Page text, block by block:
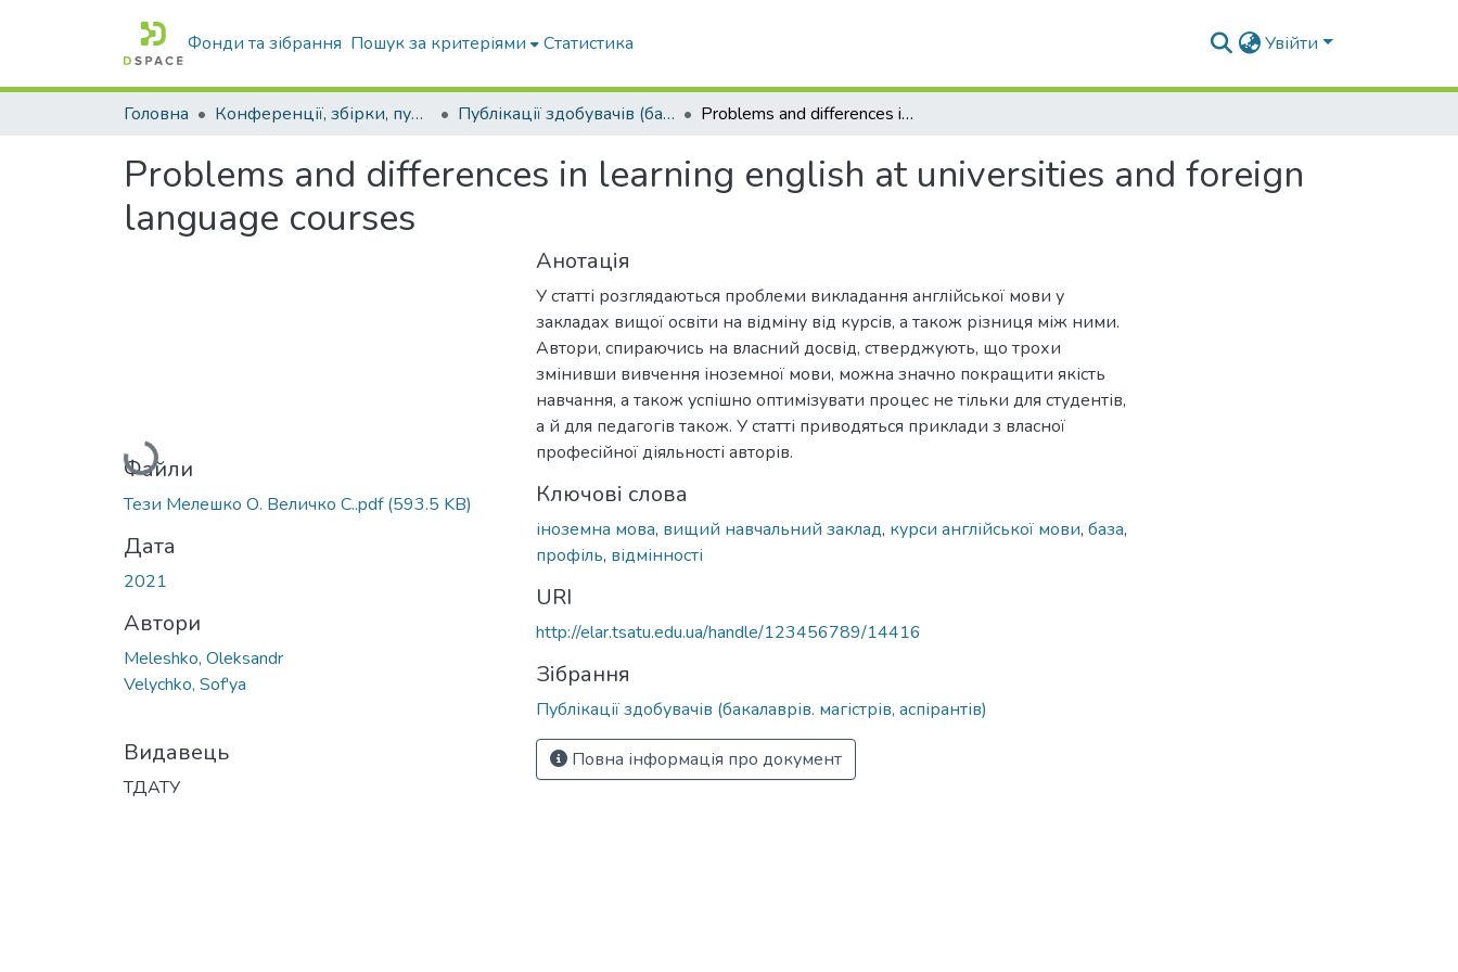
Фонди та зібрання Пошук за критеріями Статистика Увійти
Головна Конференції, збірки, публікації молодих вчених і здобувачів : магістрів, бакалаврів, аспірантів. Публікації здобувачів (бакалаврів. магістрів, аспірантів) Problems and differences in learning english at universities and foreign language courses
Problems and differences in learning english at universities and foreign
language courses
Вантажиться...
Файли
Тези Мелешко О. Величко С..pdf(593.5 KB)
Дата
2021
Автори
Meleshko, Oleksandr
Velychko, Sof'ya
Видавець
ТДАТУ
Анотація
У статті розглядаються проблеми викладання англійської мови у
закладах вищої освіти на відміну від курсів, а також різниця між ними.
Автори, спираючись на власний досвід, стверджують, що трохи
змінивши вивчення іноземної мови, можна значно покращити якість
навчання, а також успішно оптимізувати процес не тільки для студентів,
а й для педагогів також. У статті приводяться приклади з власної
професійної діяльності авторів.
Ключові слова
іноземна мова, вищий навчальний заклад, курси англійської мови, база,
профіль, відмінності
URI
http://elar.tsatu.edu.ua/handle/123456789/14416
Зібрання
Публікації здобувачів (бакалаврів. магістрів, аспірантів)
Повна інформація про документ